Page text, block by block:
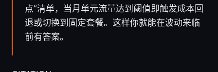
点”清单，当月单元流量达到阈值即触发成本回
退或切换到固定套餐。这样你就能在波动来临
前有答案。